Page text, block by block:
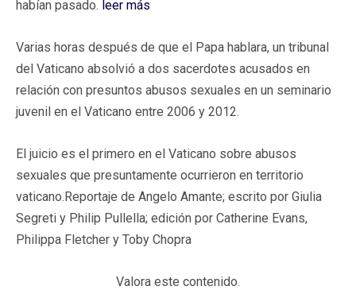
habían pasado. leer más
Varias horas después de que el Papa hablara, un tribunal
del Vaticano absolvió a dos sacerdotes acusados en
relación con presuntos abusos sexuales en un seminario
juvenil en el Vaticano entre 2006 y 2012.
El juicio es el primero en el Vaticano sobre abusos
sexuales que presuntamente ocurrieron en territorio
vaticano.Reportaje de Angelo Amante; escrito por Giulia
Segreti y Philip Pullella; edición por Catherine Evans,
Philippa Fletcher y Toby Chopra
Valora este contenido.